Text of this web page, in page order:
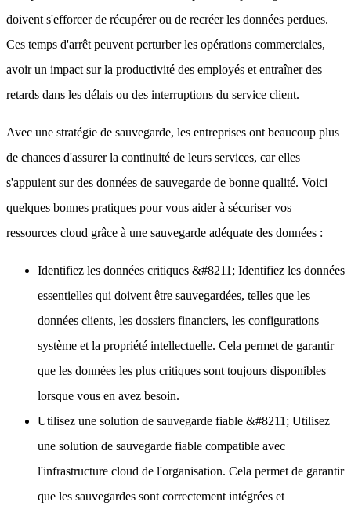
doivent s'efforcer de récupérer ou de recréer les données perdues.
Ces temps d'arrêt peuvent perturber les opérations commerciales,
avoir un impact sur la productivité des employés et entraîner des
retards dans les délais ou des interruptions du service client.
Avec une stratégie de sauvegarde, les entreprises ont beaucoup plus
de chances d'assurer la continuité de leurs services, car elles
s'appuient sur des données de sauvegarde de bonne qualité. Voici
quelques bonnes pratiques pour vous aider à sécuriser vos
ressources cloud grâce à une sauvegarde adéquate des données :
Identifiez les données critiques &#8211; Identifiez les données
essentielles qui doivent être sauvegardées, telles que les
données clients, les dossiers financiers, les configurations
système et la propriété intellectuelle. Cela permet de garantir
que les données les plus critiques sont toujours disponibles
lorsque vous en avez besoin.
Utilisez une solution de sauvegarde fiable &#8211; Utilisez
une solution de sauvegarde fiable compatible avec
l'infrastructure cloud de l'organisation. Cela permet de garantir
que les sauvegardes sont correctement intégrées et